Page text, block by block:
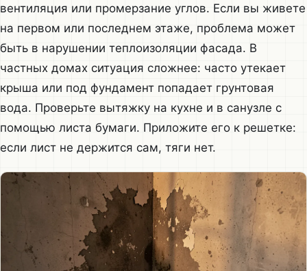
вентиляция или промерзание углов. Если вы живете
на первом или последнем этаже, проблема может
быть в нарушении теплоизоляции фасада. В
частных домах ситуация сложнее: часто утекает
крыша или под фундамент попадает грунтовая
вода. Проверьте вытяжку на кухне и в санузле с
помощью листа бумаги. Приложите его к решетке:
если лист не держится сам, тяги нет.